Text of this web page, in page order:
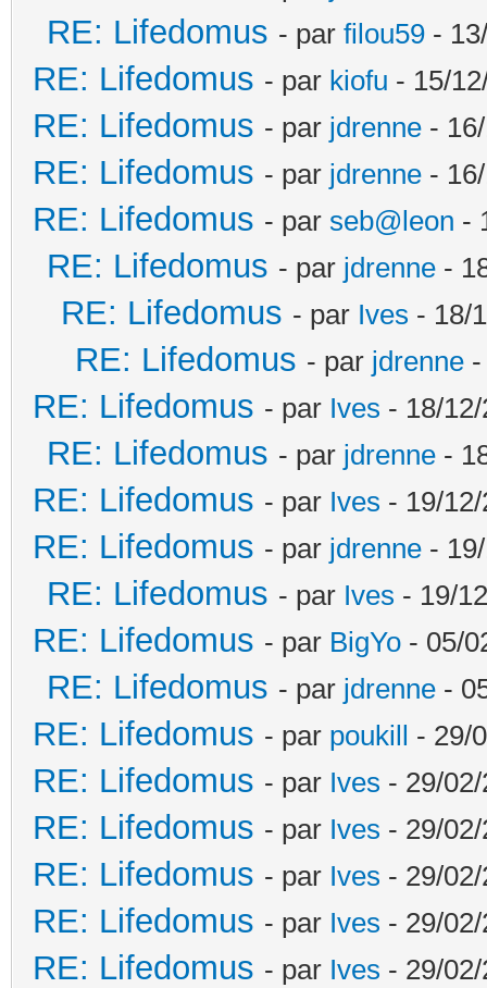
RE: Lifedomus - par filou59 -
RE: Lifedomus - par kiofu - 15/
RE: Lifedomus - par jdrenne -
RE: Lifedomus - par jdrenne -
RE: Lifedomus - par seb@leon -
RE: Lifedomus - par jdrenne -
RE: Lifedomus - par Ives - 18/
RE: Lifedomus - par jdrenne
RE: Lifedomus - par Ives - 18/
RE: Lifedomus - par jdrenne -
RE: Lifedomus - par Ives - 19/
RE: Lifedomus - par jdrenne -
RE: Lifedomus - par Ives - 19/
RE: Lifedomus - par BigYo - 05/
RE: Lifedomus - par jdrenne -
RE: Lifedomus - par poukill - 29/
RE: Lifedomus - par Ives - 29/
RE: Lifedomus - par Ives - 29/
RE: Lifedomus - par Ives - 29/
RE: Lifedomus - par Ives - 29/
RE: Lifedomus - par Ives - 29/